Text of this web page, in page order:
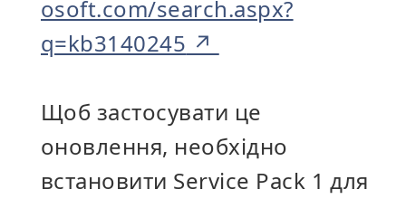
osoft.com/search.aspx?
q=kb3140245
Щоб застосувати це
оновлення, необхідно
встановити Service Pack 1 для